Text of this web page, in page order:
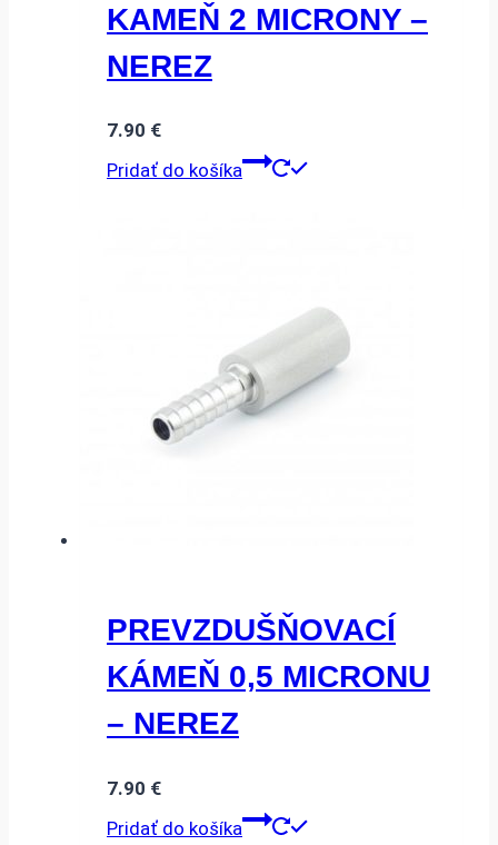
KAMEŇ 2 MICRONY –
NEREZ
7.90 €
Pridať do košíka
PREVZDUŠŇOVACÍ
KÁMEŇ 0,5 MICRONU
– NEREZ
7.90 €
Pridať do košíka